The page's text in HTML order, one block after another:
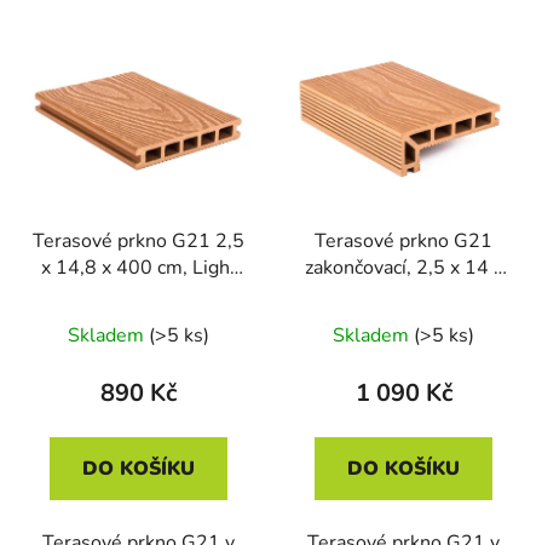
Terasové prkno G21 2,5
x 14,8 x 400 cm, Light
Skladem (>5 ks)
890 Kč
DO KOŠÍKU
Terasové prkno G21
zakončovací, 2,5 x 14 x
WPC
Skladem (>5 ks)
1 090 Kč
DO KOŠÍKU